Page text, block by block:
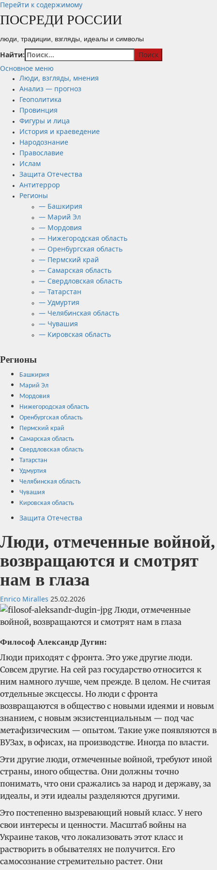
Перейти к содержимому
ПОСРЕДИ РОССИИ
люди, традиции, взгляды, идеалы и символы
Найти:
Основное меню
Люди, взгляды, мнения
Анализ — прогноз
Геополитика
Провинция
Фигуры и лица
История и краеведение
Народознание
Православие
Ислам
Защита Отечества
Антитеррор
Регионы
— Башкирия
— Марий Эл
— Мордовия
— Нижегородская область
— Оренбургская область
— Пермский край
— Самарская область
— Свердловская область
— Татарстан
— Удмуртия
— Челябинская область
— Чувашия
— Кировская область
Регионы
Башкирия
Марий Эл
Мордовия
Нижегородская область
Оренбургская область
Пермский край
Самарская область
Свердловская область
Татарстан
Удмуртия
Челябинская область
Чувашия
Кировская область
Защита Отечества
Люди, отмеченные войной,
возвращаются и смотрят
нам в глаза
Enrico Miralles 25.02.2026
Философ Александр Дугин:
Люди приходят с фронта. Это уже другие люди.
Совсем другие. На сей раз государство относится к
ним намного лучше, чем прежде. В целом. Не считая
отдельные эксцессы. Но люди с фронта
возвращаются в общество с новыми идеями и новым
знанием, с новым экзистенциальным — под час
метафизическим — опытом. Такие уже появляются в
ВУЗах, в офисах, на производстве. Иногда по власти.
Эти другие люди, отмеченные войной, требуют иной
страны, иного общества. Они должны точно
понимать, что они сражались за народ и державу, за
идеалы, и эти идеалы разделяются другими.
Это постепенно вызревающий новый класс. У него
свои интересы и ценности. Масштаб войны на
Украине таков, что локализовать этот класс и
растворить в обывателях не получится. Его
самосознание стремительно растет. Они